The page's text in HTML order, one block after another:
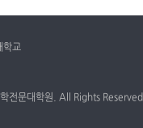
학교
전문대학원. All Rights Reserved